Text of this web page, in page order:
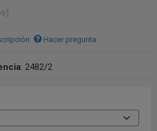
Hacer pregunta
: 2482/2